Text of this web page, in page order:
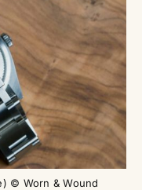
© Worn & Wound